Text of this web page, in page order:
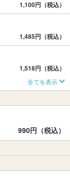
1,100円（税込）
1,485円（税込）
1,518円（税込）
全てを表示
990円（税込）